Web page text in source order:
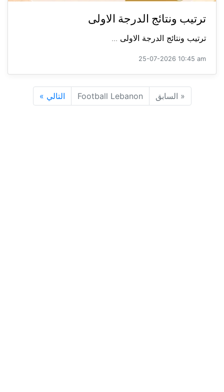
ترتيب ونتائج الدرجة الاولى
ترتيب ونتائج الدرجة الاولى ...
25-07-2026 10:45 am
« السابق Football Lebanon التالي »